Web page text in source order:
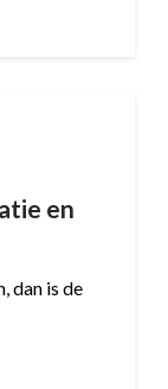
en
dan is de